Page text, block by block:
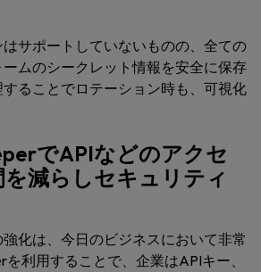
サポートしていないものの、全ての
ムのシークレット情報を安全に保存
ることでロテーション時も、可視化
でAPIなどのアクセ
減らしセキュリティ
化は、今日のビジネスにおいて非常
利用することで、企業はAPIキー、